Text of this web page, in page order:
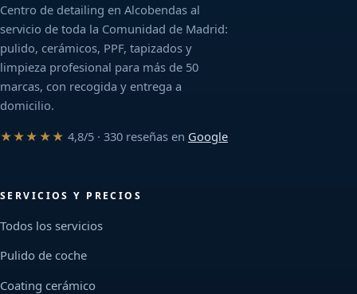
Centro de detailing en Alcobendas al
servicio de toda la Comunidad de Madrid:
pulido, cerámicos, PPF, tapizados y
limpieza profesional para más de 50
marcas, con recogida y entrega a
domicilio.
★★★★★ 4,8/5 · 330 reseñas en Google
SERVICIOS Y PRECIOS
Todos los servicios
Pulido de coche
Coating cerámico